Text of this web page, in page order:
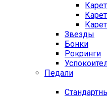
Звезды
Бонки
Рокринги
Педали